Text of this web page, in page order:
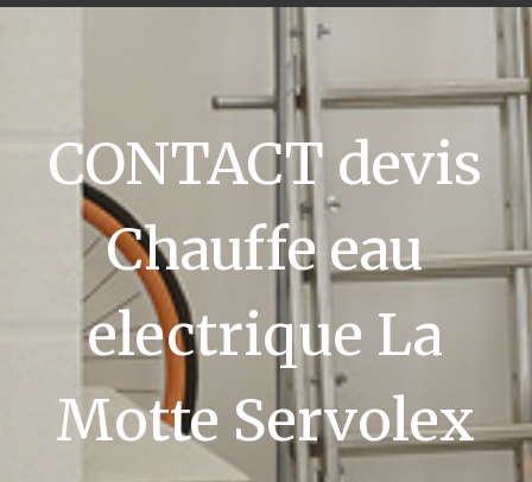
CONTACT devis
Chauffe eau
electrique La
Motte Servolex